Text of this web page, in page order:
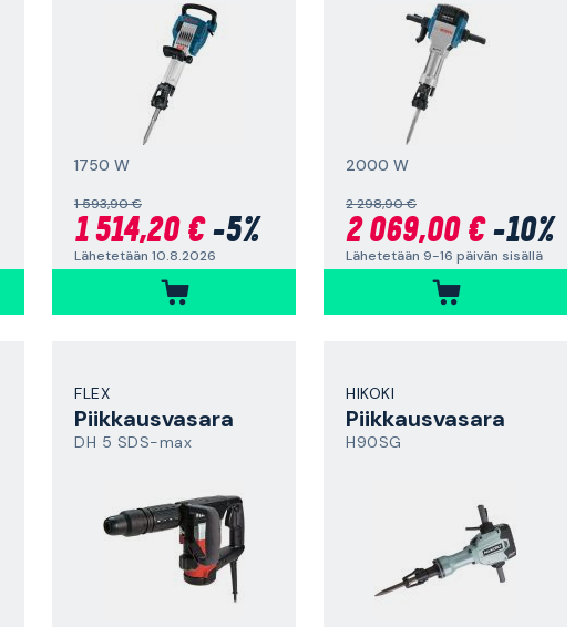
1750 W
1 593,90 €
1 514,20 €-5%
Lähetetään 10.8.2026
2000 W
2 298,90 €
2 069,00 €-10%
Lähetetään 9-16 päivän sisällä
FLEX
Piikkausvasara
DH 5 SDS-max
HIKOKI
Piikkausvasara
H90SG